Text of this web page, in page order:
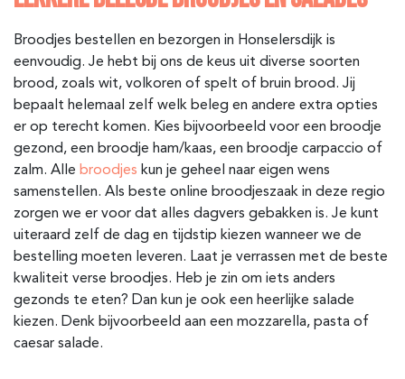
Broodjes bestellen en bezorgen in Honselersdijk is
eenvoudig. Je hebt bij ons de keus uit diverse soorten
brood, zoals wit, volkoren of spelt of bruin brood. Jij
bepaalt helemaal zelf welk beleg en andere extra opties
er op terecht komen. Kies bijvoorbeeld voor een broodje
gezond, een broodje ham/kaas, een broodje carpaccio of
zalm. Alle broodjes kun je geheel naar eigen wens
samenstellen. Als beste online broodjeszaak in deze regio
zorgen we er voor dat alles dagvers gebakken is. Je kunt
uiteraard zelf de dag en tijdstip kiezen wanneer we de
bestelling moeten leveren. Laat je verrassen met de beste
kwaliteit verse broodjes. Heb je zin om iets anders
gezonds te eten? Dan kun je ook een heerlijke salade
kiezen. Denk bijvoorbeeld aan een mozzarella, pasta of
caesar salade.